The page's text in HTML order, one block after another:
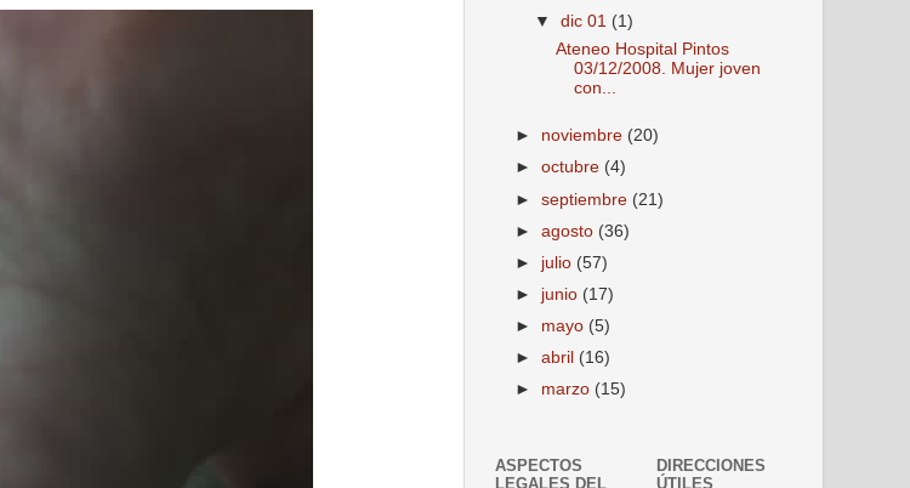
▼dic 01 (1)
Ateneo Hospital Pintos
03/12/2008. Mujer joven
con...
► noviembre (20)
►octubre (4)
►septiembre (21)
►agosto (36)
► julio (57)
► junio (17)
► mayo (5)
►abril (16)
► marzo (15)
ASPECTOS
LEGALES DEL
DIRECCIONES
ÚTILES